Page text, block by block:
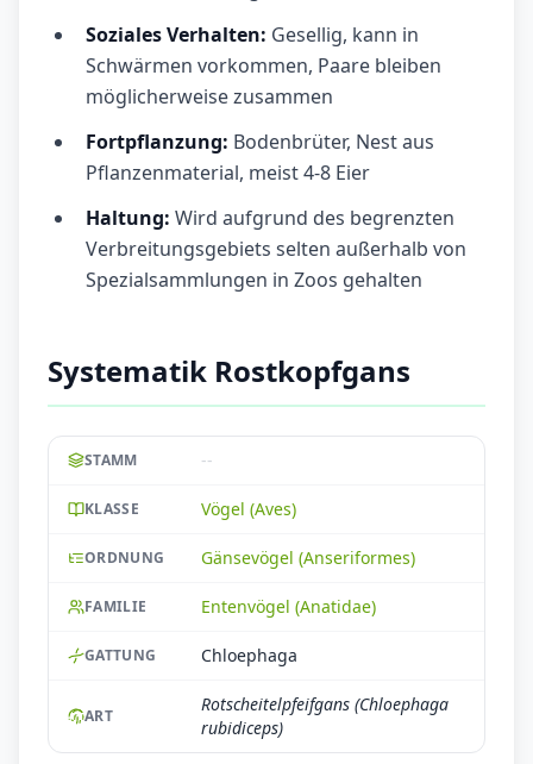
Soziales Verhalten: Gesellig, kann in
Schwärmen vorkommen, Paare bleiben
möglicherweise zusammen
Fortpflanzung: Bodenbrüter, Nest aus
Pflanzenmaterial, meist 4-8 Eier
Haltung: Wird aufgrund des begrenzten
Verbreitungsgebiets selten außerhalb von
Spezialsammlungen in Zoos gehalten
Systematik Rostkopfgans
STAMM --
KLASSE Vögel (Aves)
ORDNUNG Gänsevögel (Anseriformes)
FAMILIE Entenvögel (Anatidae)
GATTUNG Chloephaga
ART
Rotscheitelpfeifgans (Chloephaga
rubidiceps)